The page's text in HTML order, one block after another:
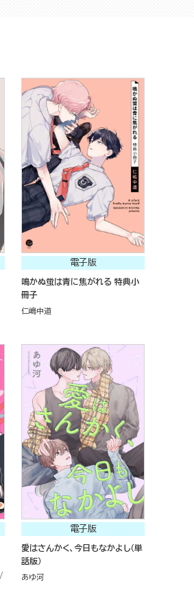
電子版
鳴かぬ蛍は青に焦がれる 特典小
冊子
仁嶋中道
電子版
愛はさんかく、今日もなかよし（単
話版）
あゆ河